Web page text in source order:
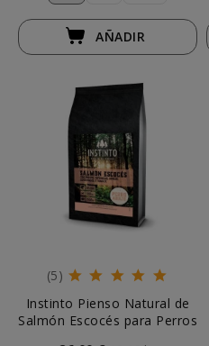
AÑADIR
(5)
Instinto Pienso Natural de
Salmón Escocés para Perros